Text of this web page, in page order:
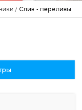
/ Слив - переливы